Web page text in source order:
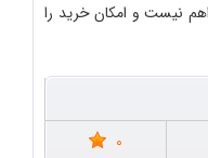
نیست و امکان خرید را
0